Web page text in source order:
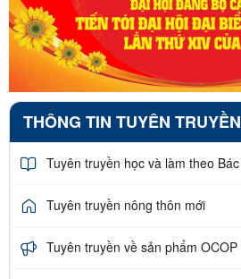
THÔNG TIN TUYÊN TRUYỀN
Tuyên truyền học và làm theo Bác
Tuyên truyền nông thôn mới
Tuyên truyền về sản phẩm OCOP